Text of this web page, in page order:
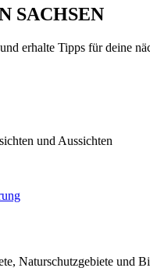
SACHSEN
erhalte Tipps für deine
und Aussichten
Naturschutzgebiete und